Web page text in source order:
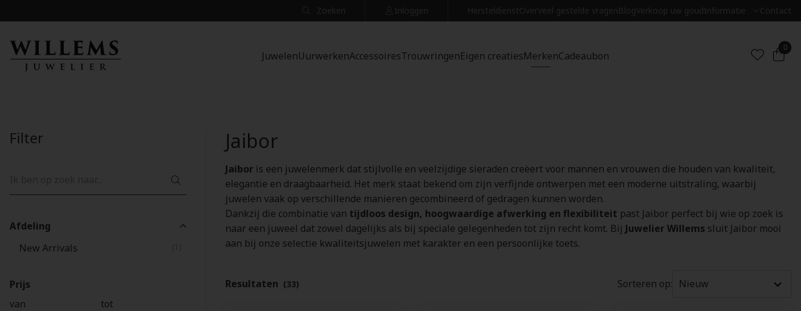
Zoeken Inloggen HersteldienstOverVeel gestelde vragenBlogVerkoop uw goudInformatie Contact
JuwelenUurwerkenAccessoiresTrouwringenEigen creatiesMerkenCadeaubon
0
Filter
Afdeling
New Arrivals
Prijs
van
tot
Jaibor
Jaibor is een juwelenmerk dat stijlvolle en veelzijdige sieraden creëert voor mannen en vrouwen die houden van kwaliteit,
elegantie en draagbaarheid. Het merk staat bekend om zijn verfijnde ontwerpen met een moderne uitstraling, waarbij
juwelen vaak op verschillende manieren gecombineerd of gedragen kunnen worden.
Dankzij die combinatie van tijdloos design, hoogwaardige afwerking en flexibiliteit past Jaibor perfect bij wie op zoek is
naar een juweel dat zowel dagelijks als bij speciale gelegenheden tot zijn recht komt. Bij Juwelier Willems sluit Jaibor mooi
aan bij onze selectie kwaliteitsjuwelen met karakter en een persoonlijke toets.
Resultaten (33) Sorteren op: